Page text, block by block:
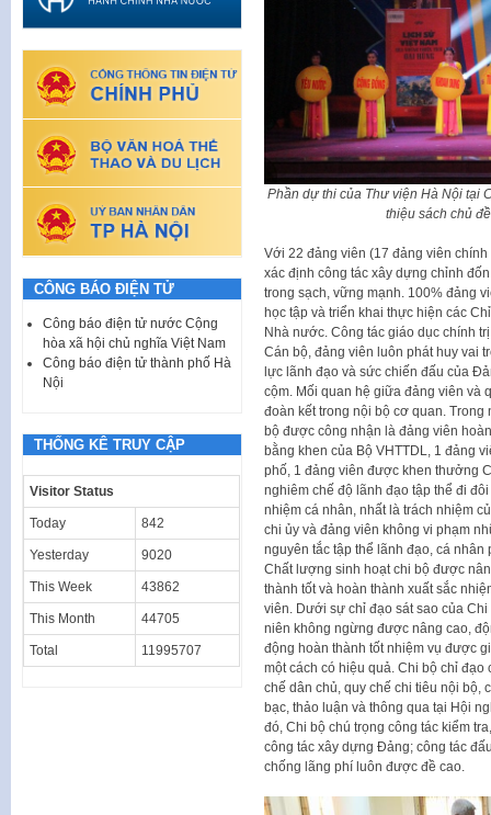
Phần dự thi của Thư viện Hà Nội tại
thiệu sách chủ
Với 22 đảng viên (17 đảng viên
xác định công tác xây dựng chỉnh
trong sạch, vững mạnh. 100% đảng
học tập và triển khai thực hiện các
Nhà nước. Công tác giáo dục chính
Cán bộ, đảng viên luôn phát huy vai
lực lãnh đạo và sức chiến đấu của
cộm. Mối quan hệ giữa đảng viên và
đoàn kết trong nội bộ cơ quan.
bộ được công nhận là đảng viên
bằng khen của Bộ VHTTDL, 1 đảng
phố, 1 đảng viên được khen thưởng
nghiêm chế độ lãnh đạo tập thể đi
nhiệm cá nhân, nhất là trách nhiệm
chi ủy và đảng viên không vi phạm
nguyên tắc tập thể lãnh đạo, cá nhân
Chất lượng sinh hoạt chi bộ được
thành tốt và hoàn thành xuất sắc
viên. Dưới sự chỉ đạo sát sao của
niên không ngừng được nâng cao,
động hoàn thành tốt nhiệm vụ được
một cách có hiệu quả. Chi bộ chỉ
chế dân chủ, quy chế chi tiêu nội
bạc, thảo luận và thông qua tại Hội
đó, Chi bộ chú trọng công tác kiểm
công tác xây dựng Đảng; công tác
chống lãng phí luôn được đề cao.
CÔNG BÁO ĐIỆN TỬ
Công báo điện tử nước Cộng
hòa xã hội chủ nghĩa Việt Nam
Công báo điện tử thành phố Hà
Nội
THỐNG KÊ TRUY CẬP
Visitor Status
Today 842
Yesterday 9020
This Week 43862
This Month 44705
Total 11995707